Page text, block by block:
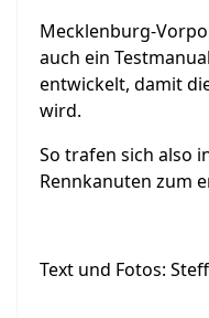
Mecklenburg-
auch ein
entwickelt, damit
wird.
So trafen sich also
Rennkanuten zum
Text und Fotos: